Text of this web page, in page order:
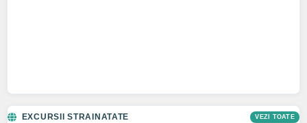
EXCURSII STRAINATATE VEZI TOATE